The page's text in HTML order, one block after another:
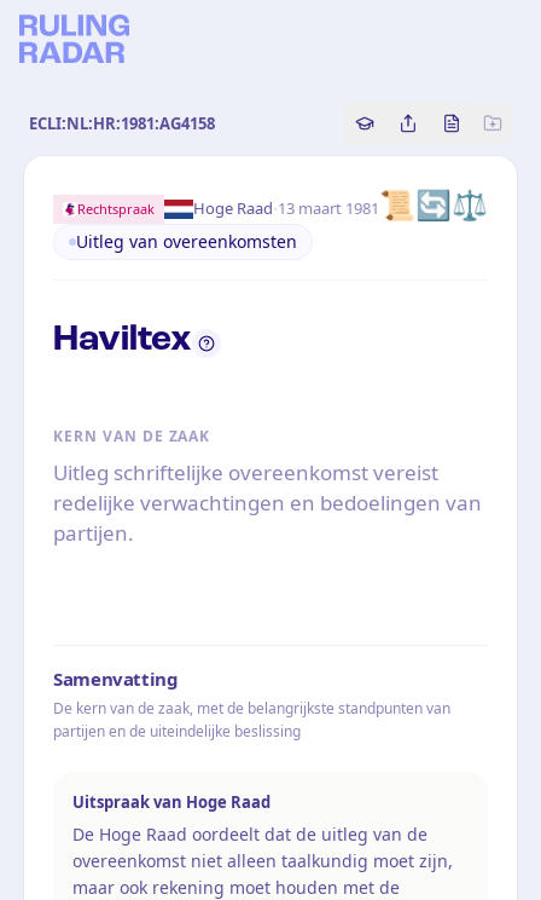
ECLI:NL:HR:1981:AG4158 Copy source
Share this
Bekijk
📜🔄⚖️
Rechtspraak Hoge Raad·13 maart 1981
Uitleg van overeenkomsten
Haviltex
KERN VAN DE ZAAK
Uitleg schriftelijke overeenkomst vereist
redelijke verwachtingen en bedoelingen van
partijen.
Samenvatting
De kern van de zaak, met de belangrijkste standpunten van
partijen en de uiteindelijke beslissing
Uitspraak van Hoge Raad
De Hoge Raad oordeelt dat de uitleg van de
overeenkomst niet alleen taalkundig moet zijn,
maar ook rekening moet houden met de